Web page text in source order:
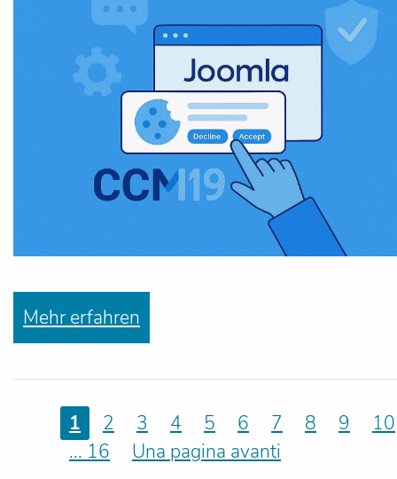
Mehr erfahren
1 2 3 4 5 6 7 8 9
10
... 16
Una pagina avanti